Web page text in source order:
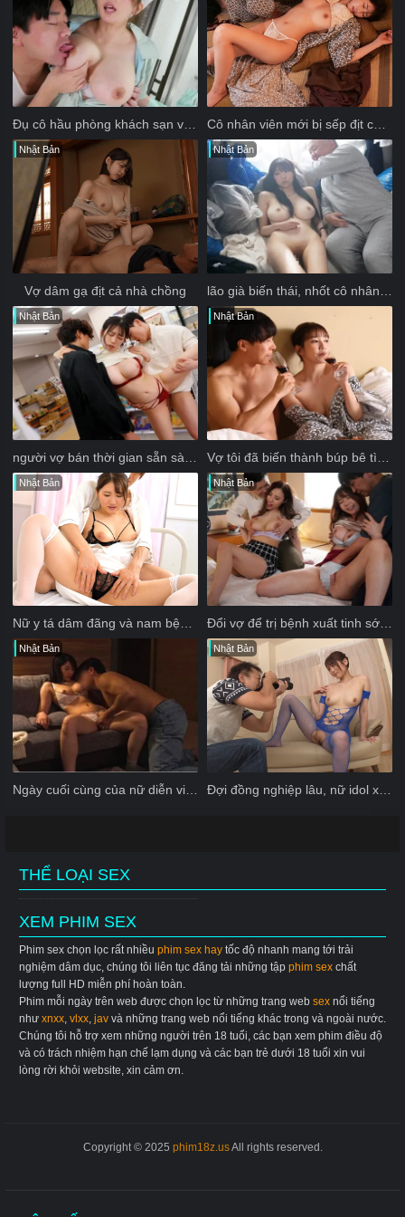
Đụ cô hầu phòng khách sạn vú to Cô nhân viên mới bị sếp địt cả đêm trong chuyến đi công tác
Nhật Bản
Vợ dâm gạ địt cả nhà chồng
Nhật Bản
Nhật Bản Nhật Bản
Nhật Bản
Nữ y tá dâm đãng và nam bệnh nhân may mắn
Nhật Bản
Đổi vợ để trị bệnh xuất tinh sớm cho chồng
Nhật Bản Nhật Bản
THỂ LOẠI SEX
XEM PHIM SEX
Phim sex chọn lọc rất nhiều phim sex hay tốc độ nhanh mang tới trải
nghiệm dâm dục, chúng tôi liên tục đăng tải những tập phim sex chất
lượng full HD miễn phí hoàn toàn.
Phim mỗi ngày trên web được chọn lọc từ những trang web sex nổi tiếng
như xnxx, vlxx, jav và những trang web nổi tiếng khác trong và ngoài nước.
Chúng tôi hỗ trợ xem những người trên 18 tuổi, các bạn xem phim điều độ
và có trách nhiệm hạn chế lạm dụng và các bạn trẻ dưới 18 tuổi xin vui
lòng rời khỏi website, xin cảm ơn.
Copyright © 2025 phim18z.usAll rights reserved.